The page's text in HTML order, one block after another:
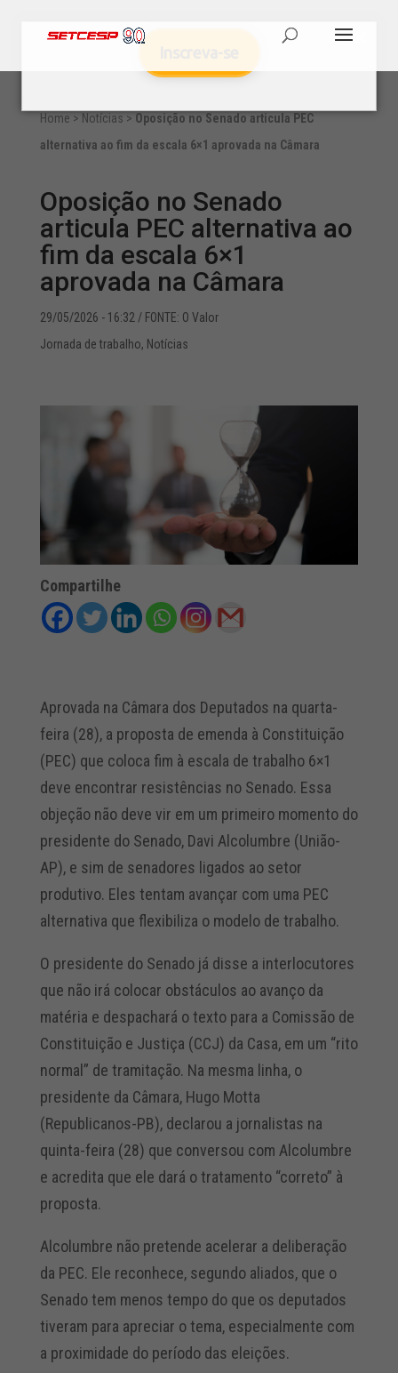
Home > Notícias > Oposição no Senado articula PEC
alternativa ao fim da escala 6×1 aprovada na Câmara
Oposição no Senado
articula PEC alternativa ao
fim da escala 6×1
aprovada na Câmara
29/05/2026 - 16:32 / FONTE: O Valor
Jornada de trabalho, Notícias
Compartilhe
Aprovada na Câmara dos Deputados na quarta-
feira (28), a proposta de emenda à Constituição
(PEC) que coloca fim à escala de trabalho 6×1
deve encontrar resistências no Senado. Essa
objeção não deve vir em um primeiro momento do
presidente do Senado, Davi Alcolumbre (União-
AP), e sim de senadores ligados ao setor
produtivo. Eles tentam avançar com uma PEC
alternativa que flexibiliza o modelo de trabalho.
O presidente do Senado já disse a interlocutores
que não irá colocar obstáculos ao avanço da
matéria e despachará o texto para a Comissão de
Constituição e Justiça (CCJ) da Casa, em um “rito
normal” de tramitação. Na mesma linha, o
presidente da Câmara, Hugo Motta
(Republicanos-PB), declarou a jornalistas na
quinta-feira (28) que conversou com Alcolumbre
e acredita que ele dará o tratamento “correto” à
proposta.
Alcolumbre não pretende acelerar a deliberação
da PEC. Ele reconhece, segundo aliados, que o
Senado tem menos tempo do que os deputados
tiveram para apreciar o tema, especialmente com
a proximidade do período das eleições.